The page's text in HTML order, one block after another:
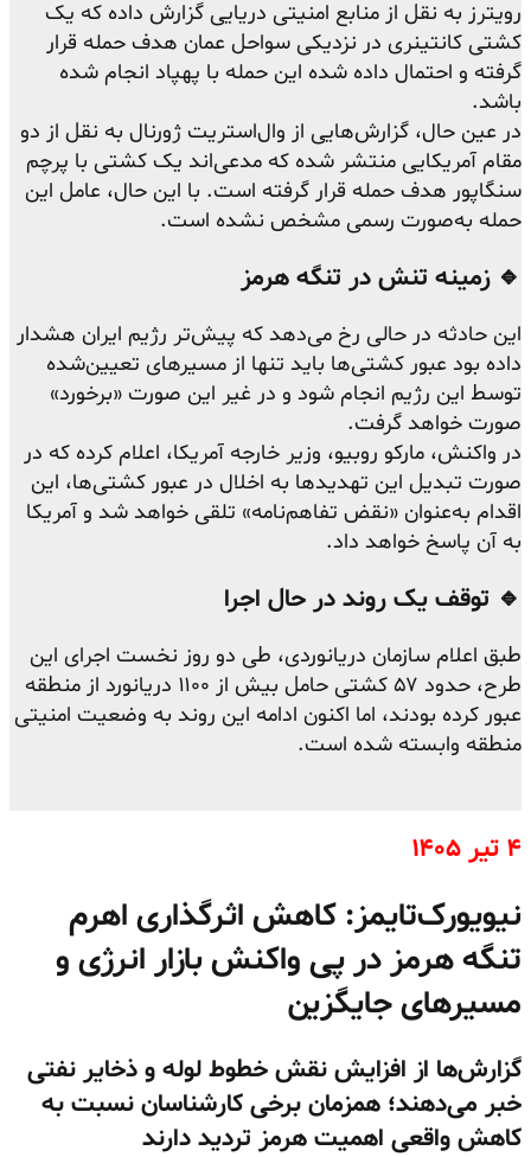
رویترز به نقل از منابع امنیتی دریایی گزارش داده که یک
کشتی کانتینری در نزدیکی سواحل عمان هدف حمله قرار
گرفته و احتمال داده شده این حمله با پهپاد انجام شده
باشد.
در عین حال، گزارش‌هایی از وال‌استریت ژورنال به نقل از دو
مقام آمریکایی منتشر شده که مدعی‌اند یک کشتی با پرچم
سنگاپور هدف حمله قرار گرفته است. با این حال، عامل این
حمله به‌صورت رسمی مشخص نشده است.
🔹 زمینه تنش در تنگه هرمز
این حادثه در حالی رخ می‌دهد که پیش‌تر رژیم ایران هشدار
داده بود عبور کشتی‌ها باید تنها از مسیرهای تعیین‌شده
توسط این رژیم انجام شود و در غیر این صورت «برخورد»
صورت خواهد گرفت.
در واکنش، مارکو روبیو، وزیر خارجه آمریکا، اعلام کرده که در
صورت تبدیل این تهدیدها به اخلال در عبور کشتی‌ها، این
اقدام به‌عنوان «نقض تفاهم‌نامه» تلقی خواهد شد و آمریکا
به آن پاسخ خواهد داد.
🔹 توقف یک روند در حال اجرا
طبق اعلام سازمان دریانوردی، طی دو روز نخست اجرای این
طرح، حدود ۵۷ کشتی حامل بیش از ۱۱۰۰ دریانورد از منطقه
عبور کرده بودند، اما اکنون ادامه این روند به وضعیت امنیتی
منطقه وابسته شده است.
۴ تیر ۱۴۰۵
نیویورک‌تایمز: کاهش اثرگذاری اهرم
تنگه هرمز در پی واکنش بازار انرژی و
مسیرهای جایگزین
گزارش‌ها از افزایش نقش خطوط لوله و ذخایر نفتی
خبر می‌دهند؛ همزمان برخی کارشناسان نسبت به
کاهش واقعی اهمیت هرمز تردید دارند